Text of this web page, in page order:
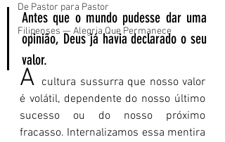
De Pastor para Pastor
Filipenses — Alegria Que Permanece
Antes que o mundo pudesse dar uma
opinião, Deus já havia declarado o seu
valor.
A cultura sussurra que nosso valor
é volátil, dependente do nosso último
sucesso ou do nosso próximo
fracasso. Internalizamos essa mentira